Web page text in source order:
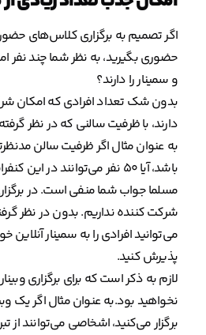
اگر تصمیم به برگزاری کلا‌س‌های
حضوری بگیرید، به نظر شما چند نفر
و سمینار را دارند؟
بدون شک تعداد افرادی که امکان
دارند، با ظرفیت سالنی که در نظر
باشد، آیا ۵۰ نفر می‌توانند در این کنفرانس شرکت کنند؟
مسلما جواب شما منفی است. در
شرکت کننده نداریم. بدون در نظر
می‌توانید افرادی را به سمینار
پذیرش کنید.
لازم به ذکر است که برای برگزاری
نخواهید بود.به عنوان مثال اگر یک
برگزار می‌کنید، اشخاصی می‌توانند از